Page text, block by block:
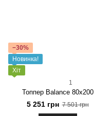
−30%
Новинка!
Хіт
1
Топпер Balance 80x200
5 251 грн 7 501 грн